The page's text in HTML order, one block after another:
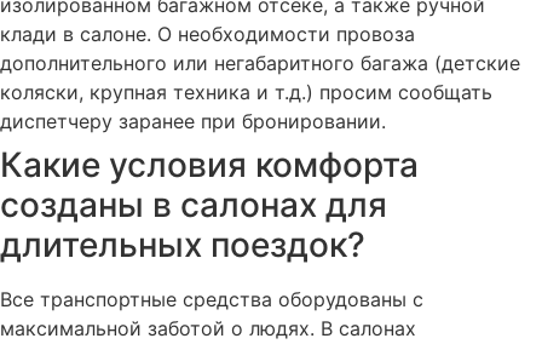
изолированном багажном отсеке, а также ручной
клади в салоне. О необходимости провоза
дополнительного или негабаритного багажа (детские
коляски, крупная техника и т.д.) просим сообщать
диспетчеру заранее при бронировании.
Какие условия комфорта
созданы в салонах для
длительных поездок?
Все транспортные средства оборудованы с
максимальной заботой о людях. В салонах